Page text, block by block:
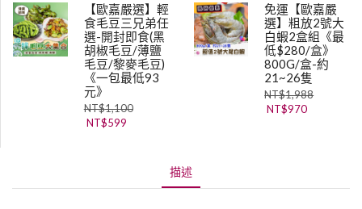
【歐嘉嚴選】輕
食毛豆三兄弟任
選-開封即食(黑
胡椒毛豆/薄鹽
毛豆/黎麥毛豆)
《一包最低93
元》
NT$1,100
NT$599
免運【歐嘉嚴
選】粗放2號大
白蝦2盒組《最
低$280/盒》
800G/盒-約
21~26隻
NT$1,988
NT$970
描述